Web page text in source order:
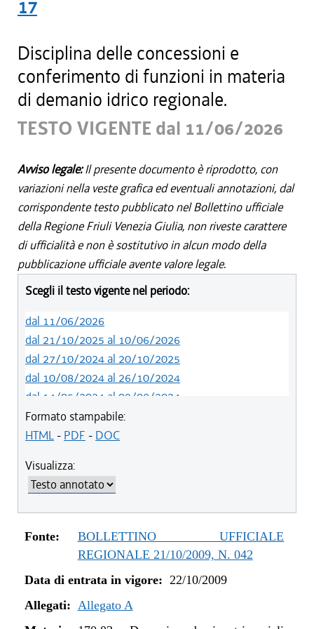
17
Disciplina delle concessioni e
conferimento di funzioni in materia
di demanio idrico regionale.
TESTO VIGENTE dal 11/06/2026
Avviso legale:Il presente documento è riprodotto, con
variazioni nella veste grafica ed eventuali annotazioni, dal
corrispondente testo pubblicato nel Bollettino ufficiale
della Regione Friuli Venezia Giulia, non riveste carattere
di ufficialità e non è sostitutivo in alcun modo della
pubblicazione ufficiale avente valore legale.
Scegli il testo vigente nel periodo:
dal 11/06/2026
dal 21/10/2025 al 10/06/2026
dal 27/10/2024 al 20/10/2025
dal 10/08/2024 al 26/10/2024
dal 14/05/2024 al 09/08/2024
dal 12/08/2023 al 13/05/2024
dal 14/06/2022 al 11/08/2023
dal 12/08/2021 al 31/12/2021
dal 20/05/2021 al 11/08/2021
dal 01/01/2020 al 19/05/2021
dal 10/08/2019 al 31/12/2019
dal 11/07/2019 al 09/08/2019
dal 27/04/2017 al 15/08/2018
dal 01/01/2017 al 26/04/2017
dal 13/01/2016 al 31/12/2016
Formato stampabile:
HTML- PDF - DOC
Visualizza:
Fonte:
BOLLETTINO UFFICIALE
REGIONALE 21/10/2009, N. 042
Data di entrata in vigore: 22/10/2009
Allegati: Allegato A